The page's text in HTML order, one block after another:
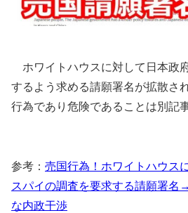
ホワイトハウスに対して日本政
するよう求める請願署名が拡散さ
行為であり危険であることは別記
参考： 売国行為！ホワイトハウス
スパイの調査を要求する請願署名
な内政干渉